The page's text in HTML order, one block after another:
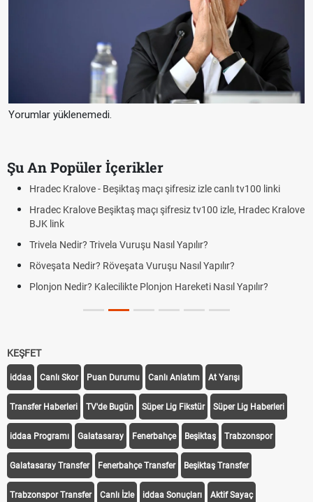
Yorumlar yüklenemedi.
Şu An Popüler İçerikler
Hradec Kralove - Beşiktaş maçı şifresiz izle canlı tv100 linki
Hradec Kralove Beşiktaş maçı şifresiz tv100 izle, Hradec Kralove
BJK link
Trivela Nedir? Trivela Vuruşu Nasıl Yapılır?
Röveşata Nedir? Röveşata Vuruşu Nasıl Yapılır?
Plonjon Nedir? Kalecilikte Plonjon Hareketi Nasıl Yapılır?
KEŞFET
iddaa Canlı Skor Puan Durumu Canlı Anlatım At Yarışı
Transfer Haberleri TV'de Bugün Süper Lig Fikstür Süper Lig Haberleri
iddaa Programı Galatasaray Fenerbahçe Beşiktaş Trabzonspor
Galatasaray Transfer Fenerbahçe Transfer Beşiktaş Transfer
Trabzonspor Transfer Canlı İzle iddaa Sonuçları Aktif Sayaç